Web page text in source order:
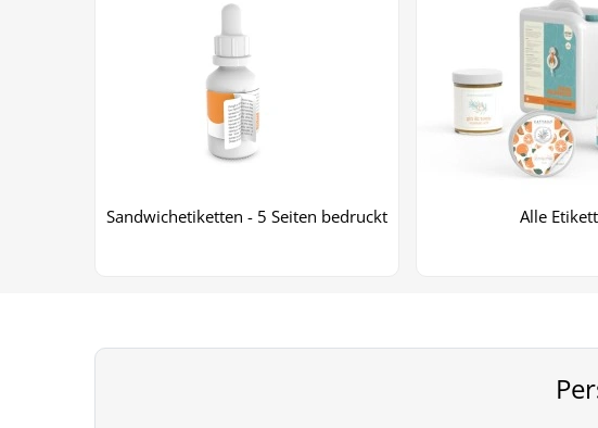
Sandwichetiketten - 5 Seiten bedruckt Alle